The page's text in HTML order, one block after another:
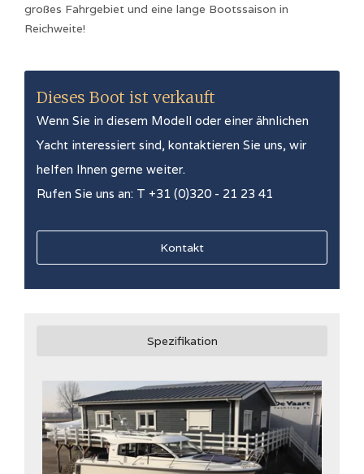
großes Fahrgebiet und eine lange Bootssaison in
Reichweite!
Dieses Boot ist verkauft
Wenn Sie in diesem Modell oder einer ähnlichen
Yacht interessiert sind, kontaktieren Sie uns, wir
helfen Ihnen gerne weiter.
Rufen Sie uns an: T +31 (0)320 - 21 23 41
Kontakt
Spezifikation